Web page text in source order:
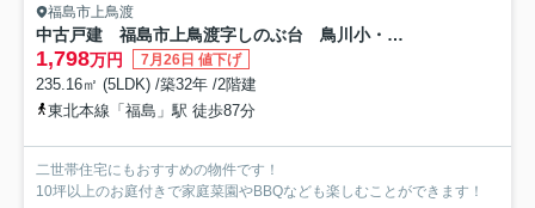
福島市上鳥渡
中古戸建 福島市上鳥渡字しのぶ台 鳥川小・信夫中
1,798万円 7月26日 値下げ
235.16㎡ (5LDK) /築32年 /2階建
東北本線「福島」駅 徒歩87分
二世帯住宅にもおすすめの物件です！
10坪以上のお庭付きで家庭菜園やBBQなども楽しむことができます！